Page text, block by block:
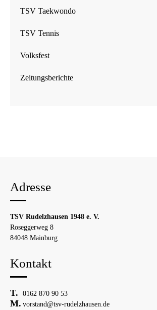
TSV Taekwondo
TSV Tennis
Volksfest
Zeitungsberichte
Adresse
TSV Rudelzhausen 1948 e. V.
Roseggerweg 8
84048 Mainburg
Kontakt
0162 870 90 53
vorstand@tsv-rudelzhausen.de